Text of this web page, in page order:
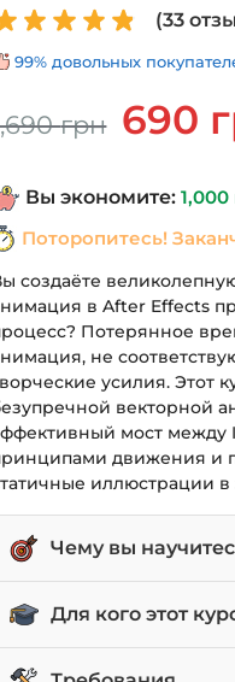
(33
99% довольных
грн
цена
1,690 грн.
690
Вы экономите:1,000
Поторопитесь!
создаёте
в After Effects
Потерянное
не
усилия. Этот
векторной
мост между
движения и
иллюстрации
Чему вы
Оптимизировать
Мастерски
Для кого этот
Графические